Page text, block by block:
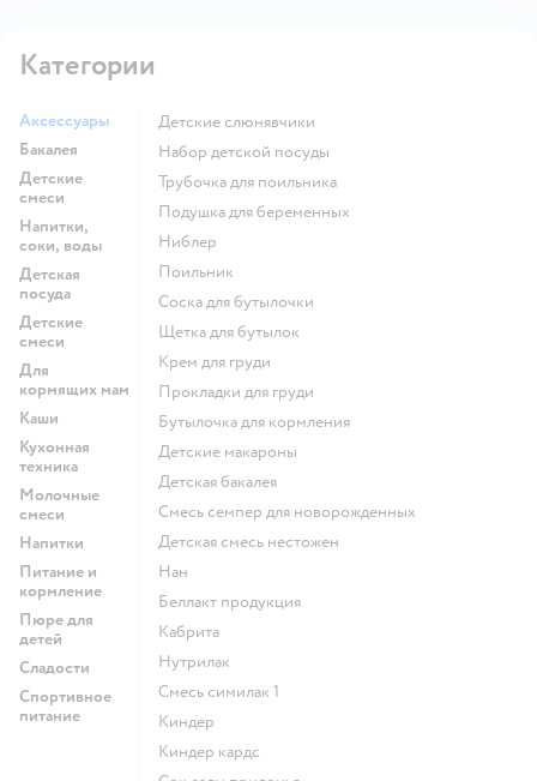
Категории
Аксессуары
Бакалея
Детские
смеси
Напитки,
соки, воды
Детская
посуда
Детские
смеси
Для
кормящих мам
Каши
Кухонная
техника
Молочные
смеси
Напитки
Питание и
кормление
Пюре для
детей
Сладости
Спортивное
питание
Детские слюнявчики
набор детской посуды
трубочка для поильника
подушка для беременных
ниблер
поильник
соска для бутылочки
щетка для бутылок
крем для груди
прокладки для груди
бутылочка для кормления
детские макароны
детская бакалея
смесь семпер для новорожденных
детская смесь нестожен
нан
беллакт продукция
кабрита
нутрилак
смесь симилак 1
киндер
киндер кардс